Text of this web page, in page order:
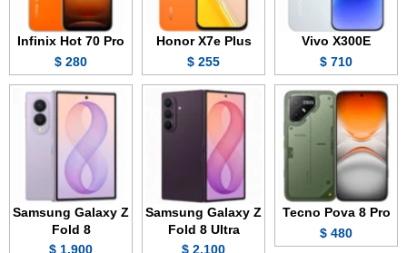
Vivo X300E
710 $
Honor X7e Plus
255 $
Infinix Hot 70 Pro
280 $
Tecno Pova 8 Pro
480 $
Samsung Galaxy Z
Fold 8 Ultra
2,100 $
Samsung Galaxy Z
Fold 8
1,900 $